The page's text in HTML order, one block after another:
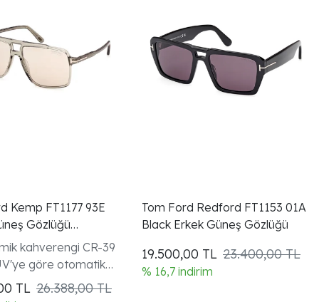
Kemp FT1177 93E
Gözlüğü
Şeffaf Yeşil
kahverengi CR-39
göre otomatik
TL 26.388,00 TL
Tom Ford Redford FT1153 01A
Black Erkek Güneş Gözlüğü
19.500,00 TL 23.400,00 TL
% 16,7 indirim